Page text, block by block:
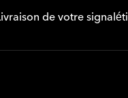
de votre